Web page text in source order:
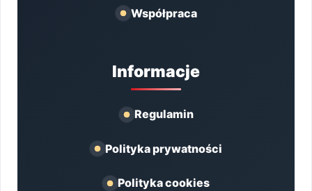
Współpraca
Informacje
Regulamin
Polityka prywatności
Polityka cookies